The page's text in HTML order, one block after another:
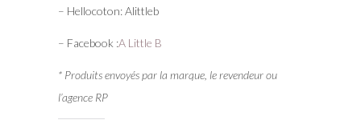
– Hellocoton: Alittleb
– Facebook :A Little B
* Produits envoyés par la marque, le revendeur ou
l’agence RP